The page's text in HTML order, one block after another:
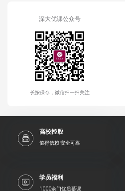
深大优课公众号
长按保存，微信扫一扫关注
高校控股
值得信赖 安全可靠
学员福利
1000余门优质慕课